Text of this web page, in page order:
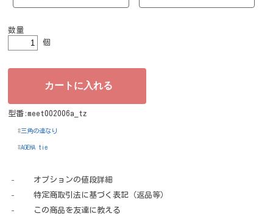
数量
個
型番:meet002006a_tz
三角の連なり
AGEHA tie
オプションの値段詳細
特定商取引法に基づく表記（返品等）
この商品を友達に教える